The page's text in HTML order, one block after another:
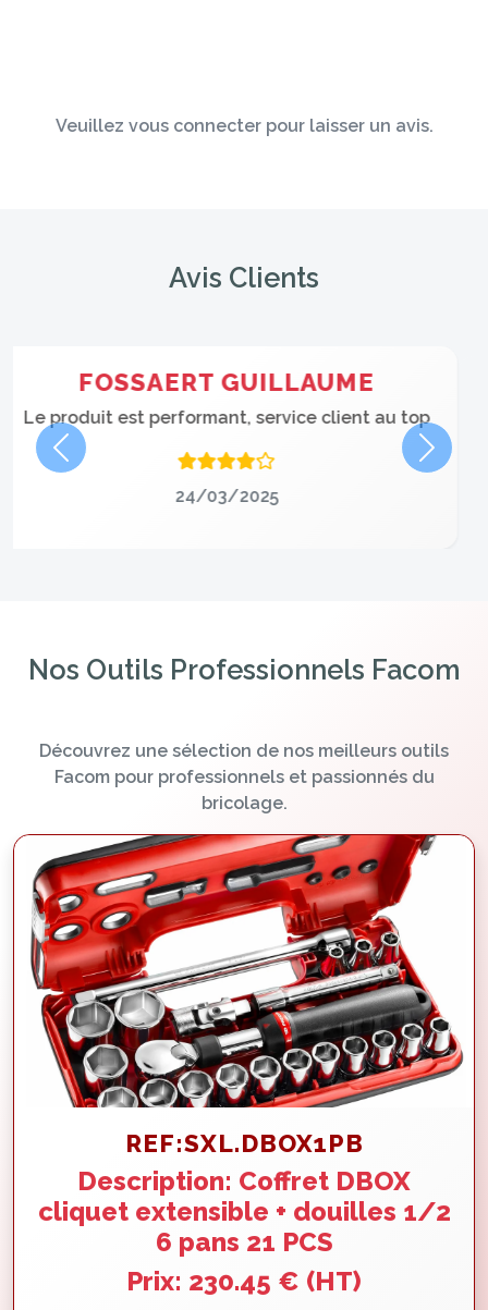
Veuillez vous connecter pour laisser un avis.
Avis Clients
GAMBETTA MATHIEU
Produit fiable et service professionnel
24/03/2025
Précédent
Nos Outils Professionnels Facom
Découvrez une sélection de nos meilleurs outils
Facom pour professionnels et passionnés du
bricolage.
REF:SXL.DBOX1PB
Description: Coffret DBOX
cliquet extensible + douilles 1/2
6 pans 21 PCS
Prix: 230.45 € (HT)